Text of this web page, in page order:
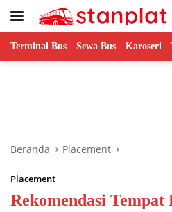
Terminal Bus Sewa Bus Karoseri
Beranda Placement
Placement
Rekomendasi